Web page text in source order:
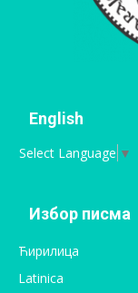
English
Select Language ▼
Избор писма
Ћирилица
Latinica